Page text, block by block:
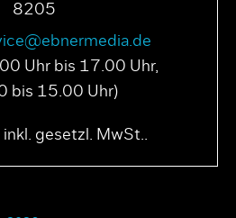
8205
Uhr bis 17.00 Uhr,
bis 15.00 Uhr)
gesetzl. MwSt..